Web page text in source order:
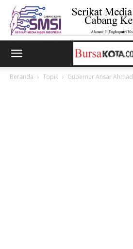
Beranda Topik Gubernur Ansar Ahmad